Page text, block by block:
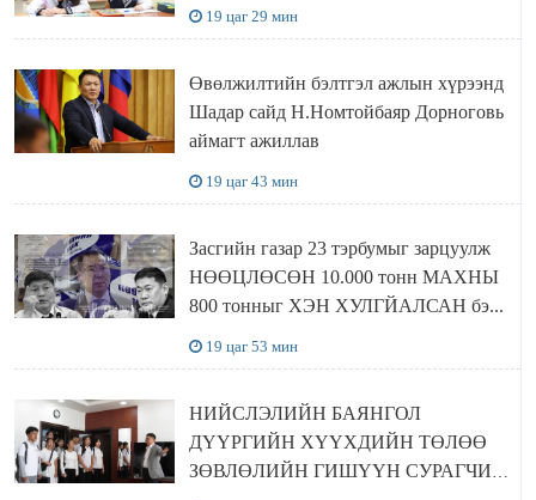
19 цаг 29 мин
Өвөлжилтийн бэлтгэл ажлын хүрээнд
Шадар сайд Н.Номтойбаяр Дорноговь
аймагт ажиллав
19 цаг 43 мин
Засгийн газар 23 тэрбумыг зарцуулж
НӨӨЦЛӨСӨН 10.000 тонн МАХНЫ
800 тонныг ХЭН ХУЛГЙАЛСАН бэ...
19 цаг 53 мин
НИЙСЛЭЛИЙН БАЯНГОЛ
ДҮҮРГИЙН ХҮҮХДИЙН ТӨЛӨӨ
ЗӨВЛӨЛИЙН ГИШҮҮН СУРАГЧИД